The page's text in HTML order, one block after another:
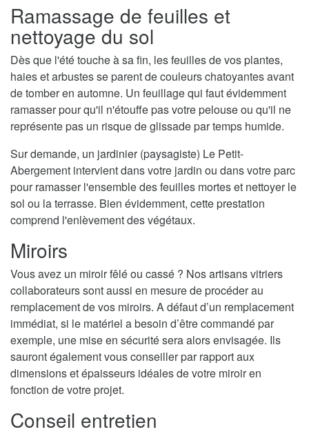
Ramassage de feuilles et
nettoyage du sol
Dès que l'été touche à sa fin, les feuilles de vos plantes,
haies et arbustes se parent de couleurs chatoyantes avant
de tomber en automne. Un feuillage qui faut évidemment
ramasser pour qu'il n'étouffe pas votre pelouse ou qu'il ne
représente pas un risque de glissade par temps humide.
Sur demande, un jardinier (paysagiste) Le Petit-
Abergement intervient dans votre jardin ou dans votre parc
pour ramasser l'ensemble des feuilles mortes et nettoyer le
sol ou la terrasse. Bien évidemment, cette prestation
comprend l'enlèvement des végétaux.
Miroirs
Vous avez un miroir fêlé ou cassé ? Nos artisans vitriers
collaborateurs sont aussi en mesure de procéder au
remplacement de vos miroirs. A défaut d’un remplacement
immédiat, si le matériel a besoin d’être commandé par
exemple, une mise en sécurité sera alors envisagée. Ils
sauront également vous conseiller par rapport aux
dimensions et épaisseurs idéales de votre miroir en
fonction de votre projet.
Conseil entretien